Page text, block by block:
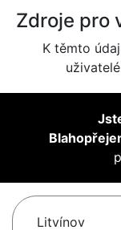
Zdroje pro
K těmto
Litvínov